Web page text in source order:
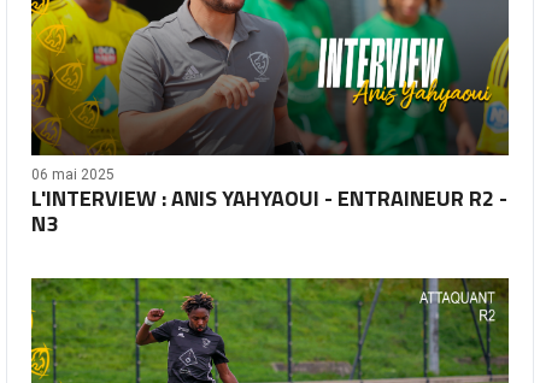
06 mai 2025
L'INTERVIEW : ANIS YAHYAOUI - ENTRAINEUR R2 -
N3